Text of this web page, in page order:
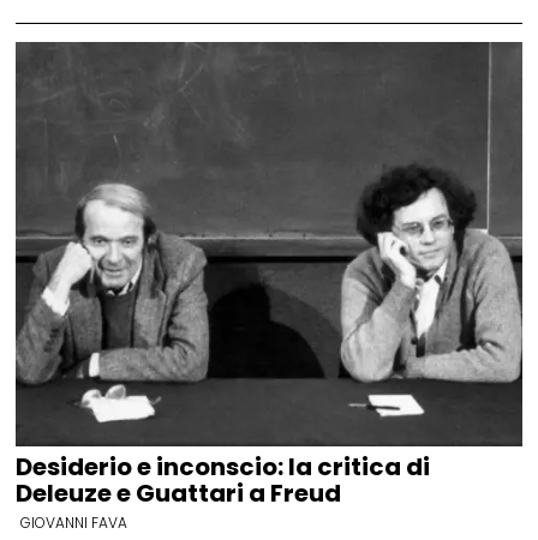
Desiderio e inconscio: la critica di
Deleuze e Guattari a Freud
GIOVANNI FAVA